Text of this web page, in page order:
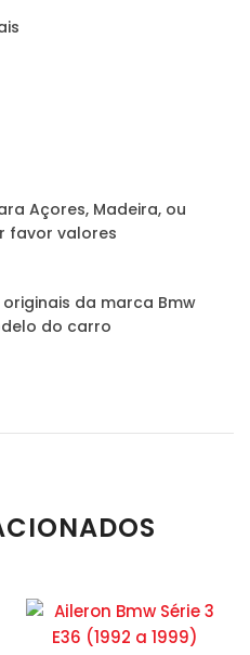
Açores, Madeira, ou
favor valores
da marca Bmw
do carro